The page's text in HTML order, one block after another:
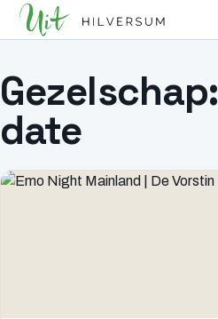
Gezelschap:
date